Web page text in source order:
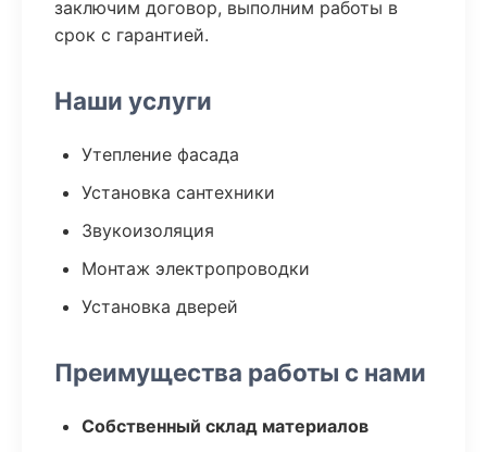
заключим договор, выполним работы в
срок с гарантией.
Наши услуги
Утепление фасада
Установка сантехники
Звукоизоляция
Монтаж электропроводки
Установка дверей
Преимущества работы с нами
Собственный склад материалов